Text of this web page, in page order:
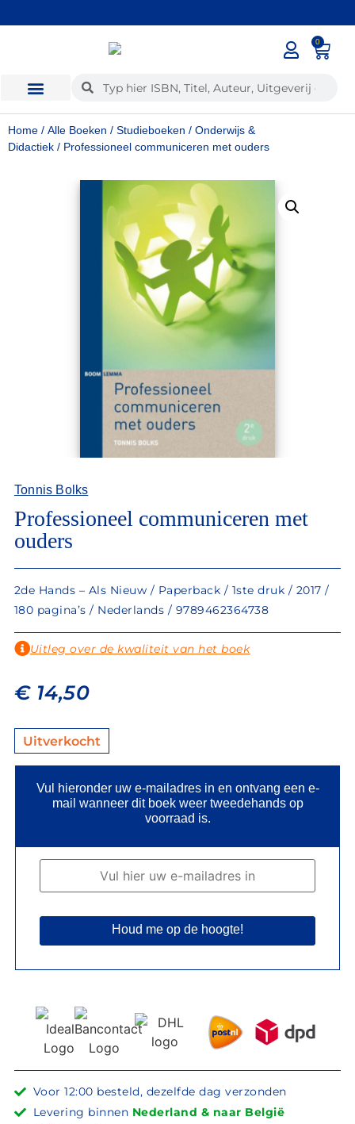
Voor 12:00 besteld, dezelfde dag verzonden 0
Home / Alle Boeken / Studieboeken / Onderwijs &
Didactiek / Professioneel communiceren met ouders
Tonnis Bolks
Professioneel communiceren met
ouders
2de Hands – Als Nieuw / Paperback / 1ste druk / 2017 /
180 pagina’s / Nederlands / 9789462364738
Uitleg over de kwaliteit van het boek
€14,50
Uitverkocht
Vul hieronder uw e-mailadres in en ontvang een e-
mail wanneer dit boek weer tweedehands op
voorraad is.
Houd me op de hoogte!
Voor 12:00 besteld, dezelfde dag verzonden
Levering binnen Nederland & naar België